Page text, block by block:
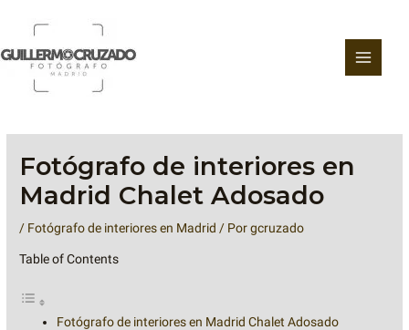
contenido
Fotógrafo de interiores en
Madrid Chalet Adosado
/ Fotógrafo de interiores en Madrid / Porgcruzado
Table of Contents
Fotógrafo de interiores en Madrid Chalet Adosado